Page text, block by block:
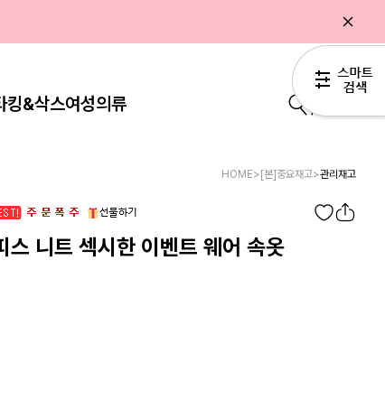
킹&삭스여성의류
HOME> [본]중요재고>관리재고
스 니트 섹시한 이벤트 웨어 속옷